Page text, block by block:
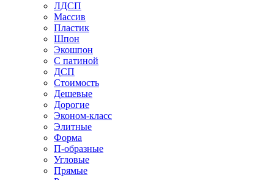
ЛДСП
Массив
Пластик
Шпон
Экошпон
С патиной
ДСП
Стоимость
Дешевые
Дорогие
Эконом-класс
Элитные
Форма
П-образные
Угловые
Прямые